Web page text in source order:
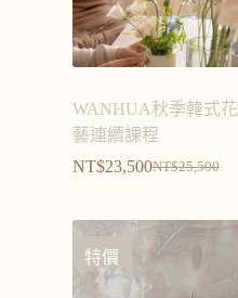
WANHUA秋季韓式花
藝連續課程
NT$25,500
NT$23,500
特價